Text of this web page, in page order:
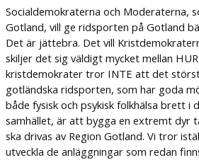
Socialdemokraterna och Moderaterna,
Gotland, vill ge ridsporten på Gotland
Det är jättebra. Det vill
skiljer det sig väldigt mycket mellan
kristdemokrater tror INTE att det
gotländska ridsporten, som har goda
både fysisk och psykisk folkhälsa brett i
samhället, är att bygga en extremt dyr
ska drivas av Region Gotland. Vi tror
utveckla de anläggningar som redan